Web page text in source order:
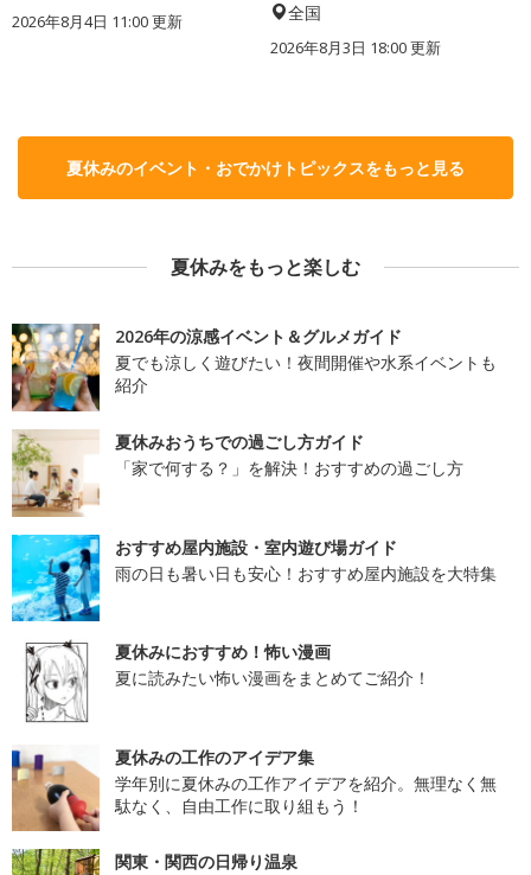
2026年8月4日 11:00更新 全国
2026年8月3日 18:00更新
夏休みのイベント・おでかけトピックスをもっと見る
夏休みをもっと楽しむ
2026年の涼感イベント＆グルメガイド
夏でも涼しく遊びたい！夜間開催や水系イベントも
紹介
夏休みおうちでの過ごし方ガイド
「家で何する？」を解決！おすすめの過ごし方
おすすめ屋内施設・室内遊び場ガイド
雨の日も暑い日も安心！おすすめ屋内施設を大特集
夏休みにおすすめ！怖い漫画
夏に読みたい怖い漫画をまとめてご紹介！
夏休みの工作のアイデア集
学年別に夏休みの工作アイデアを紹介。無理なく無
駄なく、自由工作に取り組もう！
関東・関西の日帰り温泉